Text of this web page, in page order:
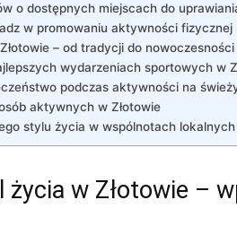
o⁤ dostępnych miejscach do
w promowaniu aktywności fizycznej
– od‌ tradycji do nowoczesności
wydarzeniach sportowych‍ w
​podczas aktywności​ na
‍aktywnych w⁢ Złotowie
stylu ⁢życia w wspólnotach ⁣lokalnych
w Złotowie –⁢